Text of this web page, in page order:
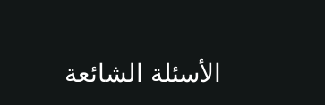
الأسئلة الشائعة